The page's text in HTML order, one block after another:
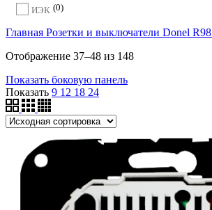
ИЭК 0
Главная Розетки и выключатели Donel R98
Отображение 37–48 из 148
Показать боковую панель
Показать 9 12 18 24